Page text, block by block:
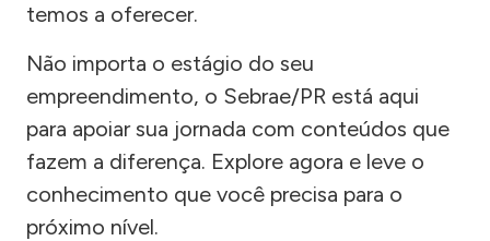
temos a oferecer.
Não importa o estágio do seu
empreendimento, o Sebrae/PR está aqui
para apoiar sua jornada com conteúdos que
fazem a diferença. Explore agora e leve o
conhecimento que você precisa para o
próximo nível.